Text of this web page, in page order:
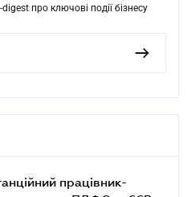
про ключові події бізнесу
працівник-